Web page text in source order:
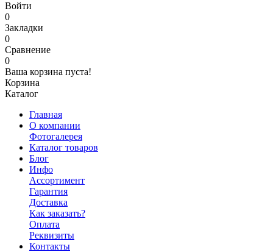
Войти
0
Закладки
0
Сравнение
0
Ваша корзина пуста!
Корзина
Каталог
Главная
О компании
Фотогалерея
Каталог товаров
Блог
Инфо
Ассортимент
Гарантия
Доставка
Как заказать?
Оплата
Реквизиты
Контакты